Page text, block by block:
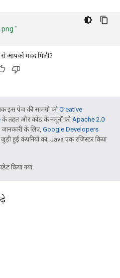
से आपको मदद मिली?
इस पेज की सामग्री कोCreative
के तहत और कोड के नमूनों कोApache 2.0
के लिए, Google Developers
हुई कंपनियों का, Java एक रजिस्टर किया
किया गया.